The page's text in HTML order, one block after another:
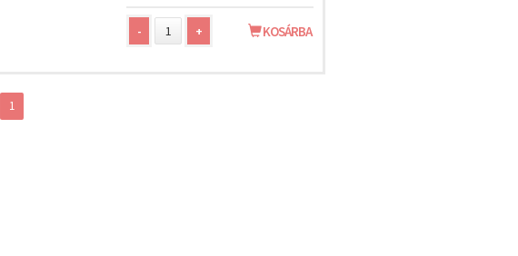
- + KOSÁRBA
1